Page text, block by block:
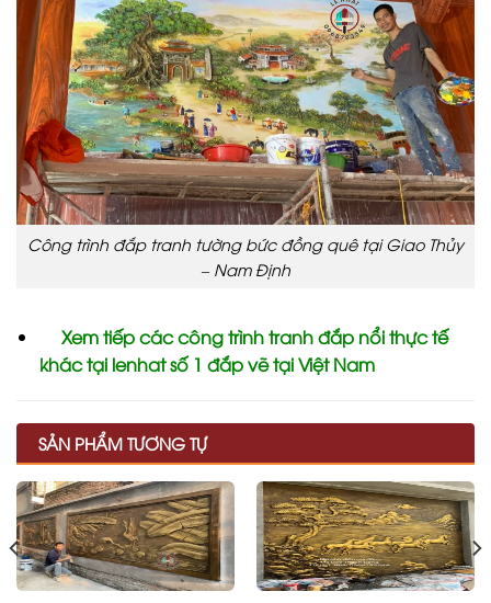
Công trình đắp tranh tường bức đồng quê tại Giao Thủy
– Nam Định
Xem tiếp các công trình tranh đắp nổi thực tế
khác tại lenhat số 1 đắp vẽ tại Việt Nam
SẢN PHẨM TƯƠNG TỰ